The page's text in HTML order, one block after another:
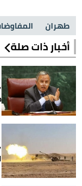
طهران
أخبار ذات صلة